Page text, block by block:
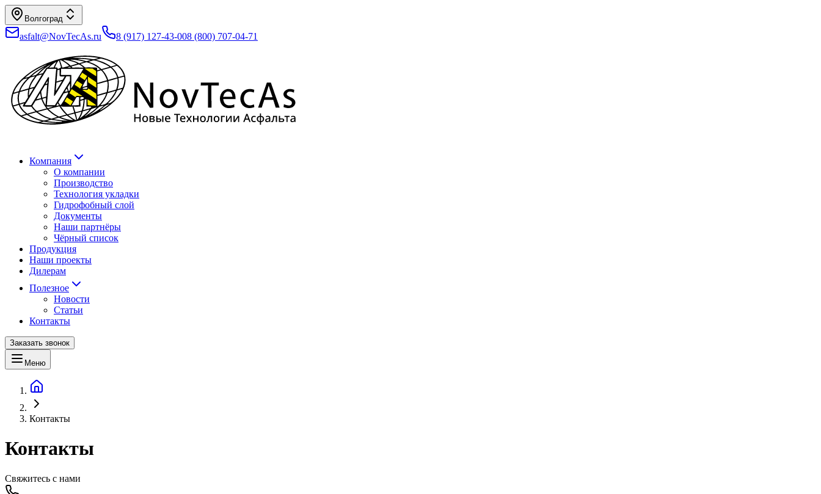
Волгоград
asfalt@NovTecAs.ru 8 (917) 127-43-008 (800) 707-04-71
Компания
О компании
Производство
Технология укладки
Гидрофобный слой
Документы
Наши партнёры
Чёрный список
Продукция
Наши проекты
Дилерам
Полезное
Новости
Статьи
Контакты
Заказать звонок
Меню
Контакты
Контакты
Свяжитесь с нами